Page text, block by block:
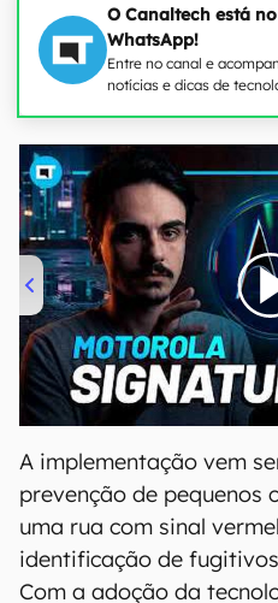
O Canaltech está no
WhatsApp!
Entre no canal e
notícias e dicas de
00:00/20:46
A implementação vem
prevenção de pequenos
uma rua com sinal
identificação de
Com a adoção da